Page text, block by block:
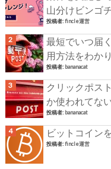
山分けビンゴ
投稿者:fincle運営
最短でいつ届
用方法をわか
投稿者: bananacat
クリックポス
か使われてな
投稿者: bananacat
ビットコイン
投稿者:fincle運営